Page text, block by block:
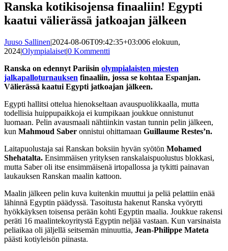
Ranska kotikisojensa finaaliin! Egypti
kaatui välierässä jatkoajan jälkeen
Juuso Sallinen|2024-08-06T09:42:35+03:006 elokuun,
2024|Olympialaiset|0 Kommentti
Ranska on edennyt Pariisin olympialaisten miesten
jalkapalloturnauksen finaaliin, jossa se kohtaa Espanjan.
Välierässä kaatui Egypti jatkoajan jälkeen.
Egypti hallitsi ottelua hienokseltaan avauspuolikkaalla, mutta
todellisia huippupaikkoja ei kumpikaan joukkue onnistunut
luomaan. Pelin avausmaali nähtiinkin vastan tunnin pelin jälkeen,
kun Mahmoud Saber onnistui ohittamaan Guillaume Restes’n.
Laitapuolustaja sai Ranskan boksiin hyvän syötön Mohamed
Shehatalta. Ensimmäisen yrityksen ranskalaispuolustus blokkasi,
mutta Saber oli itse ensimmäisenä irtopallossa ja tykitti painavan
laukauksen Ranskan maalin kattoon.
Maalin jälkeen pelin kuva kuitenkin muuttui ja peliä pelattiin enää
lähinnä Egyptin päädyssä. Tasoitusta hakenut Ranska vyörytti
hyökkäyksen toisensa perään kohti Egyptin maalia. Joukkue rakensi
peräti 16 maalintekoyritystä Egyptin neljää vastaan. Kun varsinaista
peliaikaa oli jäljellä seitsemän minuuttia, Jean-Philippe Mateta
päästi kotiyleisön piinasta.